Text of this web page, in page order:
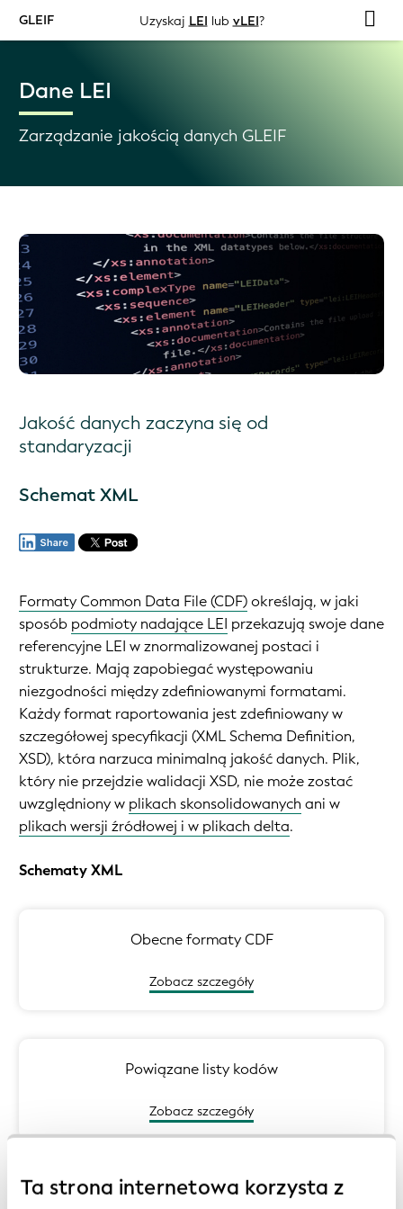
Ta strona internetowa korzysta z
GLEIF Uzyskaj LEI lub vLEI?
Dane LEI
Zarządzanie jakością danych GLEIF
Jakość danych zaczyna się od
standaryzacji
Schemat XML
Formaty Common Data File (CDF)określają, w jaki
sposób podmioty nadające LEI przekazują swoje dane
referencyjne LEI w znormalizowanej postaci i
strukturze. Mają zapobiegać występowaniu
niezgodności między zdefiniowanymi formatami.
Każdy format raportowania jest zdefiniowany w
szczegółowej specyfikacji (XML Schema Definition,
XSD), która narzuca minimalną jakość danych. Plik,
który nie przejdzie walidacji XSD, nie może zostać
uwzględniony w plikach skonsolidowanych ani w
plikach wersji źródłowej i w plikach delta.
Schematy XML
Obecne formaty CDF
Zobacz szczegóły
Powiązane listy kodów
Zobacz szczegóły
Schematy w sformalizowany sposób opisują strukturę
każdego dokumentu XML oraz definiują elementy